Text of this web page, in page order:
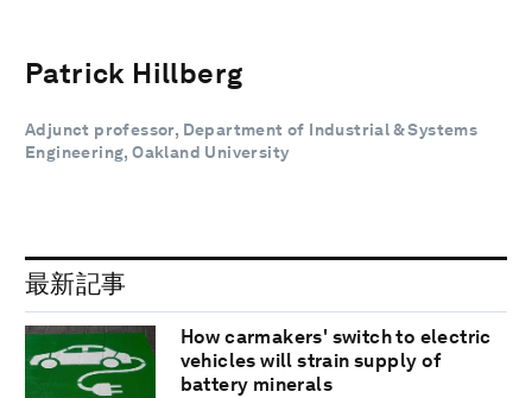
Patrick Hillberg
Adjunct professor, Department of Industrial & Systems
Engineering, Oakland University
最新記事
How carmakers' switch to electric
vehicles will strain supply of
battery minerals